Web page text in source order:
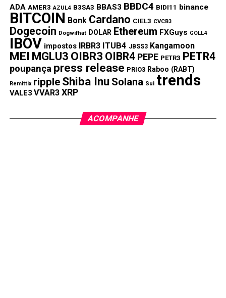
ADA AMER3 AZUL4 B3SA3 BBAS3 BBDC4 BIDI11 binance
BITCOIN Bonk Cardano CIEL3 CVCB3
Dogecoin Dogwifhat DOLAR Ethereum FXGuys GOLL4
IBOV impostos IRBR3 ITUB4 JBSS3 Kangamoon
MEI MGLU3 OIBR3 OIBR4 PEPE PETR3 PETR4
poupança press release PRIO3 Raboo (RABT)
Remittix ripple Shiba Inu Solana Sui trends
VALE3 VVAR3 XRP
ACOMPANHE